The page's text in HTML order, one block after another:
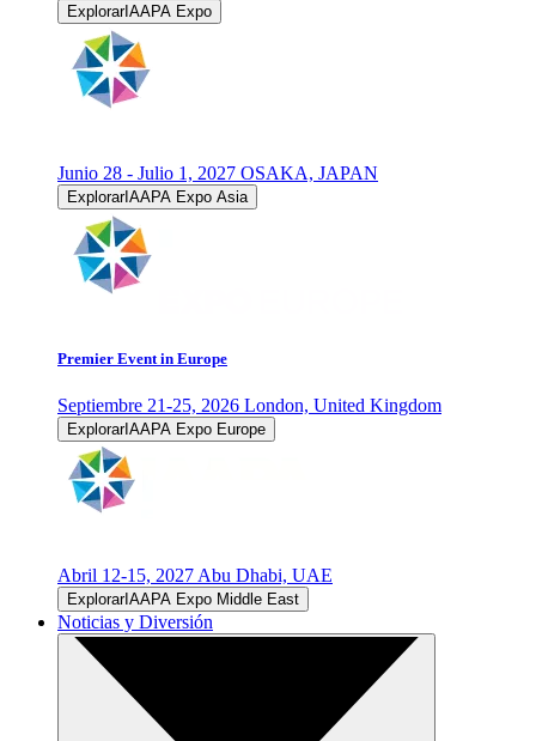
ExplorarIAAPA Expo
Junio 28 - Julio 1, 2027 OSAKA, JAPAN
ExplorarIAAPA Expo Asia
Premier Event in Europe
Septiembre 21-25, 2026 London, United Kingdom
ExplorarIAAPA Expo Europe
Abril 12-15, 2027 Abu Dhabi, UAE
ExplorarIAAPA Expo Middle East
Noticias y Diversión